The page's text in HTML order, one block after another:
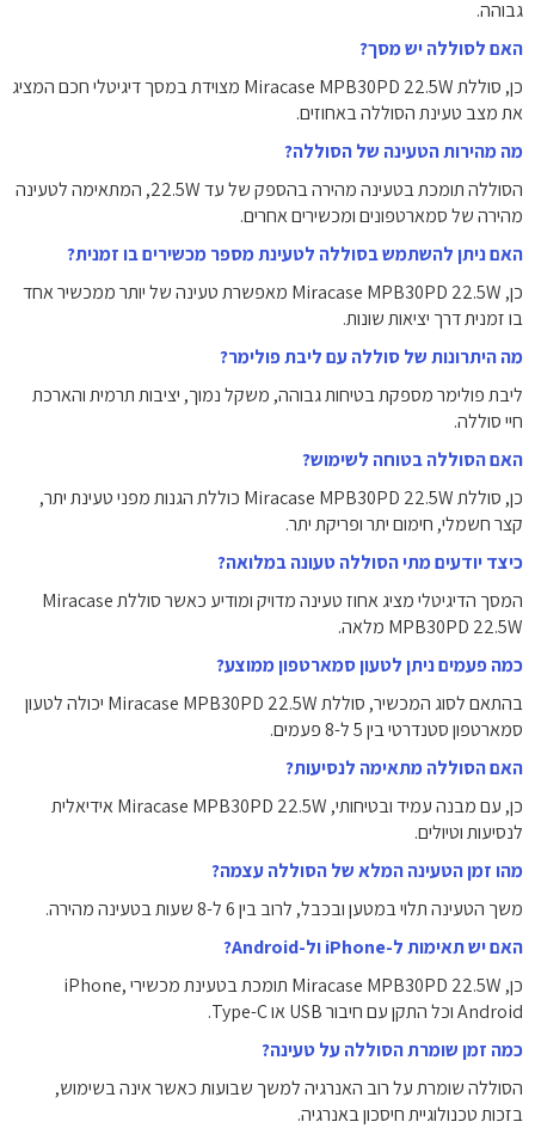
גבוהה.
האם לסוללה יש מסך?
כן, סוללת Miracase MPB30PD 22.5W מצוידת במסך דיגיטלי חכם המציג
את מצב טעינת הסוללה באחוזים.
מה מהירות הטעינה של הסוללה?
הסוללה תומכת בטעינה מהירה בהספק של עד 22.5W, המתאימה לטעינה
מהירה של סמארטפונים ומכשירים אחרים.
האם ניתן להשתמש בסוללה לטעינת מספר מכשירים בו זמנית?
כן, Miracase MPB30PD 22.5W מאפשרת טעינה של יותר ממכשיר אחד
בו זמנית דרך יציאות שונות.
מה היתרונות של סוללה עם ליבת פולימר?
ליבת פולימר מספקת בטיחות גבוהה, משקל נמוך, יציבות תרמית והארכת
חיי סוללה.
האם הסוללה בטוחה לשימוש?
כן, סוללת Miracase MPB30PD 22.5W כוללת הגנות מפני טעינת יתר,
קצר חשמלי, חימום יתר ופריקת יתר.
כיצד יודעים מתי הסוללה טעונה במלואה?
המסך הדיגיטלי מציג אחוז טעינה מדויק ומודיע כאשר סוללת Miracase
MPB30PD 22.5W מלאה.
כמה פעמים ניתן לטעון סמארטפון ממוצע?
בהתאם לסוג המכשיר, סוללת Miracase MPB30PD 22.5W יכולה לטעון
סמארטפון סטנדרטי בין 5 ל-8 פעמים.
האם הסוללה מתאימה לנסיעות?
כן, עם מבנה עמיד ובטיחותי, Miracase MPB30PD 22.5W אידיאלית
לנסיעות וטיולים.
מהו זמן הטעינה המלא של הסוללה עצמה?
משך הטעינה תלוי במטען ובכבל, לרוב בין 6 ל-8 שעות בטעינה מהירה.
האם יש תאימות ל-iPhone ול-Android?
כן, Miracase MPB30PD 22.5W תומכת בטעינת מכשירי iPhone,
Android וכל התקן עם חיבור USB או Type-C.
כמה זמן שומרת הסוללה על טעינה?
הסוללה שומרת על רוב האנרגיה למשך שבועות כאשר אינה בשימוש,
בזכות טכנולוגיית חיסכון באנרגיה.